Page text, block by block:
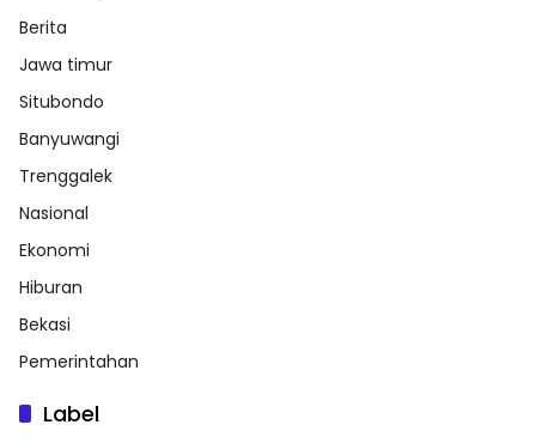
Berita
Jawa timur
Situbondo
Banyuwangi
Trenggalek
Nasional
Ekonomi
Hiburan
Bekasi
Pemerintahan
Label